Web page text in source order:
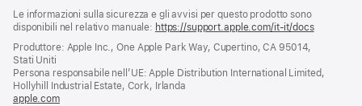
Le informazioni sulla sicurezza e gli avvisi per questo prodotto sono
disponibili nel relativo manuale: https://support.apple.com/it-it/docs(si
finestra)
Produttore: Apple Inc., One Apple Park Way, Cupertino, CA 95014,
Stati Uniti
Persona responsabile nell’UE: Apple Distribution International Limited,
Hollyhill Industrial Estate, Cork, Irlanda
apple.com(si